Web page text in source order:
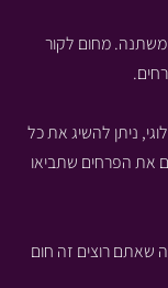
מחום לקור
ניתן להשיג את כל
את הפרחים שתביאו
שאתם רוצים זה חום